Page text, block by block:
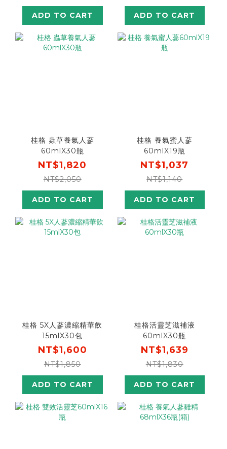
ADD TO CART ADD TO CART
桂格 蟲草養氣人蔘
60mlX30瓶
NT$1,820
NT$2,050
ADD TO CART
桂格 養氣蜜人蔘
60mlX19瓶
NT$1,037
NT$1,140
ADD TO CART
桂格 5X人蔘濃縮精華飲
15mlX30包
NT$1,600
NT$1,850
ADD TO CART
桂格活靈芝滋補液
60mlX30瓶
NT$1,639
NT$1,830
ADD TO CART